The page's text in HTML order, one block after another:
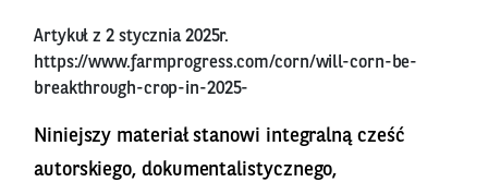
Artykuł z 2 stycznia 2025r.
https://www.farmprogress.com/corn/will-corn-be-
breakthrough-crop-in-2025-
Niniejszy materiał stanowi integralną cześć
autorskiego, dokumentalistycznego,